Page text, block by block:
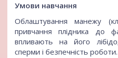
Умови навчання
Облаштування манежу
привчання плідника до
впливають на його
сперми і безпечність роботи.